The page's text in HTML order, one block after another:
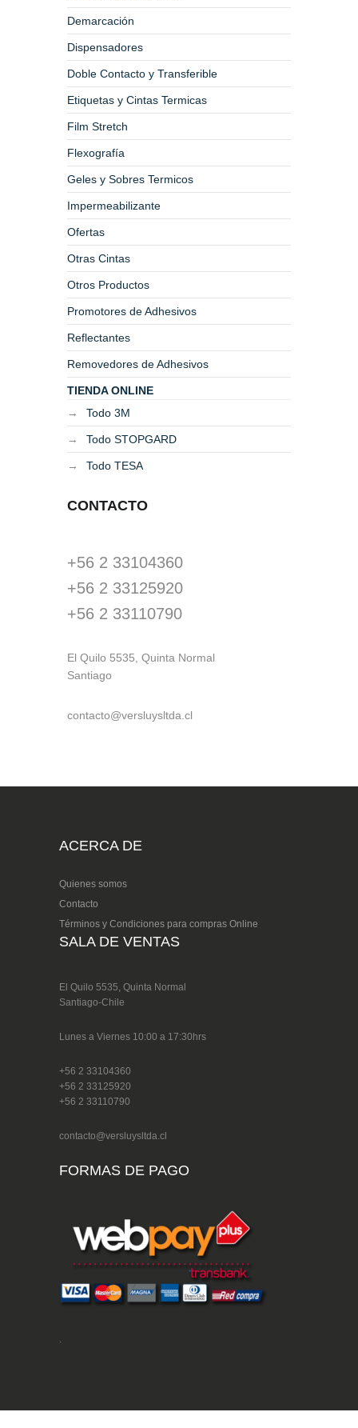
Demarcación
Dispensadores
Doble Contacto y Transferible
Etiquetas y Cintas Termicas
Film Stretch
Flexografía
Geles y Sobres Termicos
Impermeabilizante
Ofertas
Otras Cintas
Otros Productos
Promotores de Adhesivos
Reflectantes
Removedores de Adhesivos
TIENDA ONLINE
Todo 3M
Todo STOPGARD
Todo TESA
CONTACTO
+56 2 33104360
+56 2 33125920
+56 2 33110790
El Quilo 5535, Quinta Normal
Santiago
contacto@versluysltda.cl
ACERCA DE
Quienes somos
Contacto
Términos y Condiciones para compras Online
SALA DE VENTAS
El Quilo 5535, Quinta Normal
Santiago-Chile
Lunes a Viernes 10:00 a 17:30hrs
+56 2 33104360
+56 2 33125920
+56 2 33110790
contacto@versluysltda.cl
FORMAS DE PAGO
.